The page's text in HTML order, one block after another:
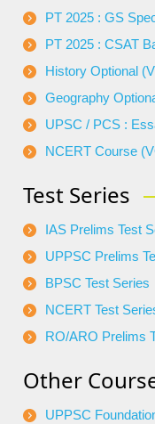
PT 2025 : GS
PT 2025 : CSAT
History Optional
Geography
UPSC / PCS :
NCERT Course
Test Series
IAS Prelims Test
UPPSC Prelims
BPSC Test Series
NCERT Test
RO/ARO Prelims
Other
UPPSC